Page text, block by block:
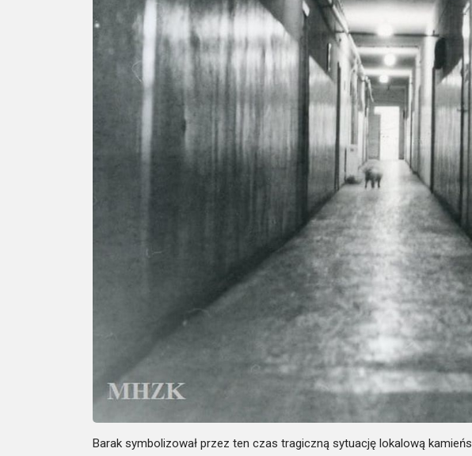
Barak symbolizował przez ten czas tragiczną sytuację lokalową